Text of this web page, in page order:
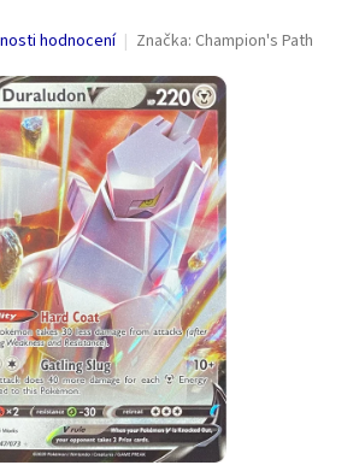
hodnocení Značka: Champion's Path